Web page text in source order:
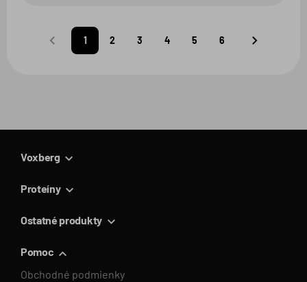
Predchádzajúca
1 2 3 4 5 6
Nasledujúca
Voxberg
Proteíny
Ostatné produkty
Pomoc
Obchodné podmienky